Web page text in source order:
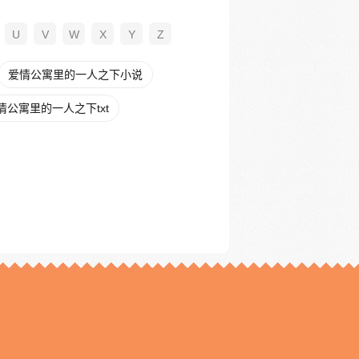
U V W X Y Z
爱情公寓里的一人之下小说
公寓里的一人之下txt